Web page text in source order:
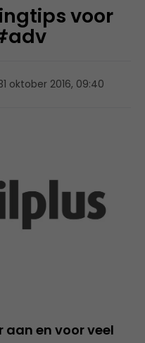
voor
oktober 2016, 09:40
aan en voor veel